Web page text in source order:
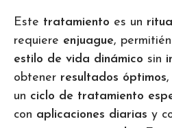
Este tratamiento es un
requiere enjuague,
estilo de vida dinámico sin
obtener resultados óptimos,
un ciclo de tratamiento
con aplicaciones diarias y